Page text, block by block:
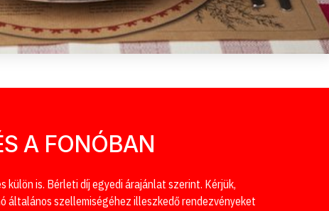
A FONÓBAN
külön is. Bérleti díj egyedi árajánlat szerint. Kérjük,
általános szellemiségéhez illeszkedő rendezvényeket